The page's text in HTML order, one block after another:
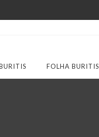
FOLHA BURITIS